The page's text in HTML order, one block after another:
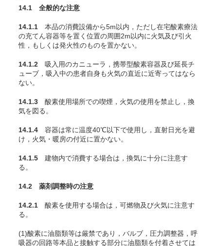
14.1 全般的な注意
14.1.1 本品の消費設備から5m以内，ただし在宅酸素療法
の充てん容器等を置く位置の周囲2m以内に火気及び引火
性，もしくは発火性のものを置かない。
14.1.2 吸入用のカニューラ，携帯型酸素容器及び延長チ
ューブ，吸入中の患者自身も火気の直近に近寄ってはなら
ない。
14.1.3 酸素使用場所での喫煙，火気の使用を禁止し，換
気を図る。
14.1.4 容器は常に温度40℃以下で使用し，直射日光を避
け，火気・暖房の付近に置かない。
14.1.5 建物内で消費する場合は，換気に十分に注意す
る。
14.2 薬剤調整時の注意
14.2.1 酸素を使用する場合は，可燃物及び火気に注意す
る。
(1)酸素に油脂類等は厳禁であり，バルブ，圧力調整器，呼
吸器の回路等本品と接触する部分に油脂類を付着させては